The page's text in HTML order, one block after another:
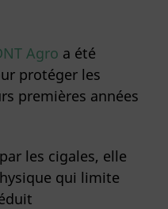
Agro a été
protéger les
premières années
les cigales, elle
qui limite